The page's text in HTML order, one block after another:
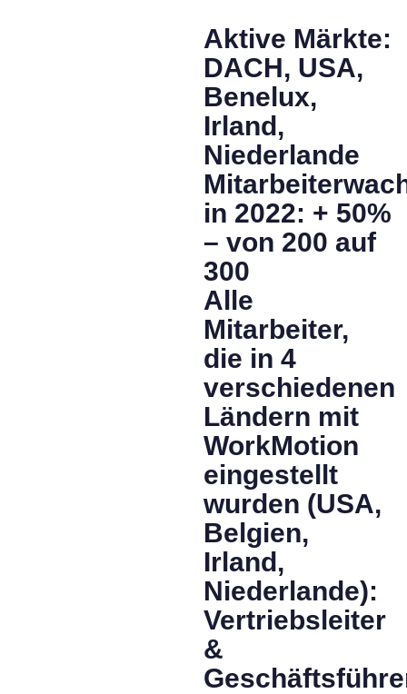
Aktive Märkte:
DACH, USA,
Benelux,
Irland,
Niederlande
in 2022: + 50%
– von 200 auf
300
Alle
Mitarbeiter,
die in 4
verschiedenen
Ländern mit
WorkMotion
eingestellt
wurden (USA,
Belgien,
Irland,
Niederlande):
Vertriebsleiter
&